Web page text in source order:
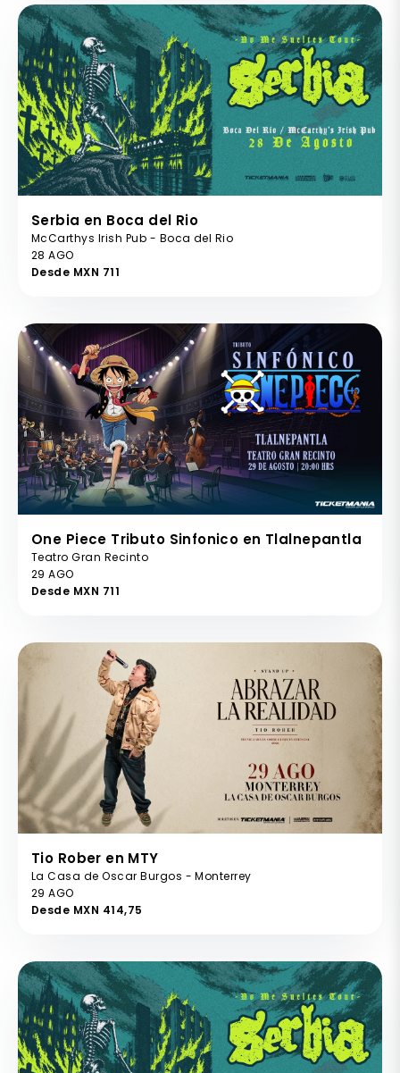
Serbia en Boca del Rio
McCarthys Irish Pub - Boca del Rio
28 AGO
Desde MXN 711
One Piece Tributo Sinfonico en Tlalnepantla
Teatro Gran Recinto
29 AGO
Desde MXN 711
Tio Rober en MTY
La Casa de Oscar Burgos - Monterrey
29 AGO
Desde MXN 414,75